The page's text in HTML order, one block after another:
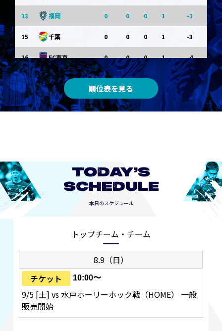
13 福岡 0 0 0 1 -1
15 千葉 0 0 0 1 -3
16 FC東京 0 0 0 1 -4
東京Ｖ 0 0 0 0
川崎Ｆ 0 0 0 0 0
順位表を見る
TODAY’S
SCHEDULE
本日のスケジュール
トップチーム・チーム
8.9（日）
チケット
10:00〜
9/5 [土] vs 水戸ホーリーホック戦（HOME） 一般
販売開始